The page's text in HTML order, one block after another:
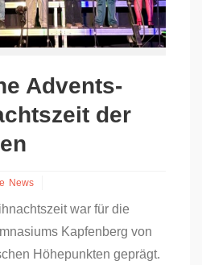
Advents-
der
News
war für die
Kapfenberg von
Höhepunkten geprägt.